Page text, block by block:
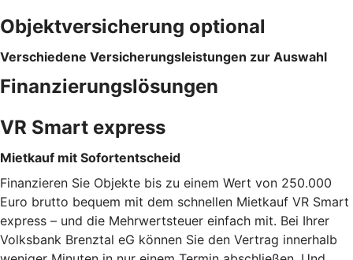
Objektversicherung optional
Verschiedene Versicherungsleistungen zur Auswahl
Finanzierungslösungen
VR Smart express
Mietkauf mit Sofortentscheid
Finanzieren Sie Objekte bis zu einem Wert von 250.000
Euro brutto bequem mit dem schnellen Mietkauf VR Smart
express – und die Mehrwertsteuer einfach mit. Bei Ihrer
Volksbank Brenztal eG können Sie den Vertrag innerhalb